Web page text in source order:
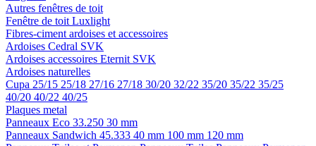
Autres fenêtres de toit
Fenêtre de toit Luxlight
Fibres-ciment ardoises et accessoires
Ardoises Cedral SVK
Ardoises accessoires Eternit SVK
Ardoises naturelles
Cupa 25/15 25/18 27/16 27/18 30/20 32/22 35/20 35/22 35/25
40/20 40/22 40/25
Plaques metal
Panneaux Eco 33.250 30 mm
Panneaux Sandwich 45.333 40 mm 100 mm 120 mm